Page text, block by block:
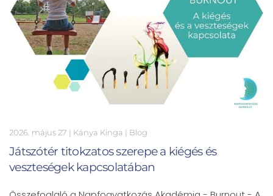
2026. május 27 | Kánya Kinga | Blog
Játszótér titokzatos szerepe a kiégés és
veszteségek kapcsolatában